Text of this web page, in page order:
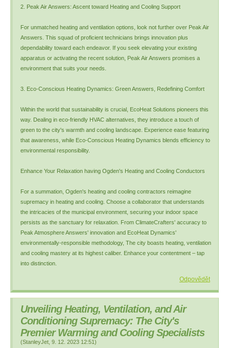
2. Peak Air Answers: Ascent toward Heating and Cooling Support
For unmatched heating and ventilation options, look not further over Peak Air
Answers. This squad of proficient technicians brings innovation plus
dependability toward each endeavor. If you seek elevating your existing
apparatus or activating the recent solution, Peak Air Answers promises a
environment that suits your needs.
3. Eco-Conscious Heating Dynamics: Green Answers, Redefining Comfort
Within the world that sustainability is crucial, EcoHeat Solutions pioneers this
way. Dealing in eco-friendly HVAC alternatives, they introduce a touch of
green to the city's warmth and cooling landscape. Experience ease featuring
that awareness, while Eco-Conscious Heating Dynamics blends efficiency to
environmental responsibility.
Enhance Your Relaxation having Ogden's Heating and Cooling Conductors
For a summation, Ogden's heating and cooling contractors reimagine
supremacy in heating and cooling. Choose a collaborator that understands
the intricacies of the municipal environment, securing your indoor space
persists as the sanctuary for relaxation. From ClimateCrafters' accuracy to
Peak Atmosphere Answers' innovation and EcoHeat Dynamics'
environmentally-responsible methodology, The city boasts heating, ventilation
and cooling mastery at its highest caliber. Enhance your contentment – tap
into distinction.
Odpovědět
Unveiling Heating, Ventilation, and Air
Conditioning Supremacy: The City's
Premier Warming and Cooling Specialists
(StanleyJet 9. 12. 2023 12:51)